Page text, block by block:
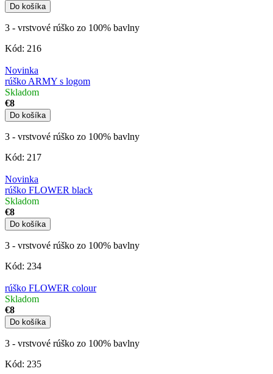
Do košíka
3 - vrstvové rúško zo 100% bavlny
Kód: 216
Novinka
rúško ARMY s logom
Skladom
€8
Do košíka
3 - vrstvové rúško zo 100% bavlny
Kód: 217
Novinka
rúško FLOWER black
Skladom
€8
Do košíka
3 - vrstvové rúško zo 100% bavlny
Kód: 234
rúško FLOWER colour
Skladom
€8
Do košíka
3 - vrstvové rúško zo 100% bavlny
Kód: 235